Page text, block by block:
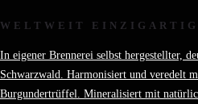
WELTWEIT EINZIGARTIG
In eigener Brennerei selbst hergestellter,
Schwarzwald. Harmonisiert und veredelt
Burgundertrüffel. Mineralisiert mit